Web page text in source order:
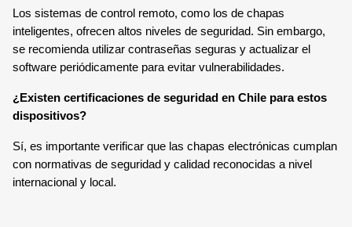
Los sistemas de control remoto, como los de chapas
inteligentes, ofrecen altos niveles de seguridad. Sin embargo,
se recomienda utilizar contraseñas seguras y actualizar el
software periódicamente para evitar vulnerabilidades.
¿Existen certificaciones de seguridad en Chile para estos
dispositivos?
Sí, es importante verificar que las chapas electrónicas cumplan
con normativas de seguridad y calidad reconocidas a nivel
internacional y local.